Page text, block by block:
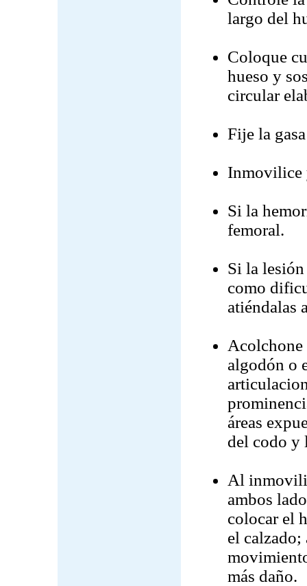
largo del
Coloque
hueso y
circular
Fije la
Inmovilice
Si la
femoral.
Si la lesión
como
atiéndalas
algodón o
áreas
del codo y
Al
ambos
colocar el
el calzado;
más daño.